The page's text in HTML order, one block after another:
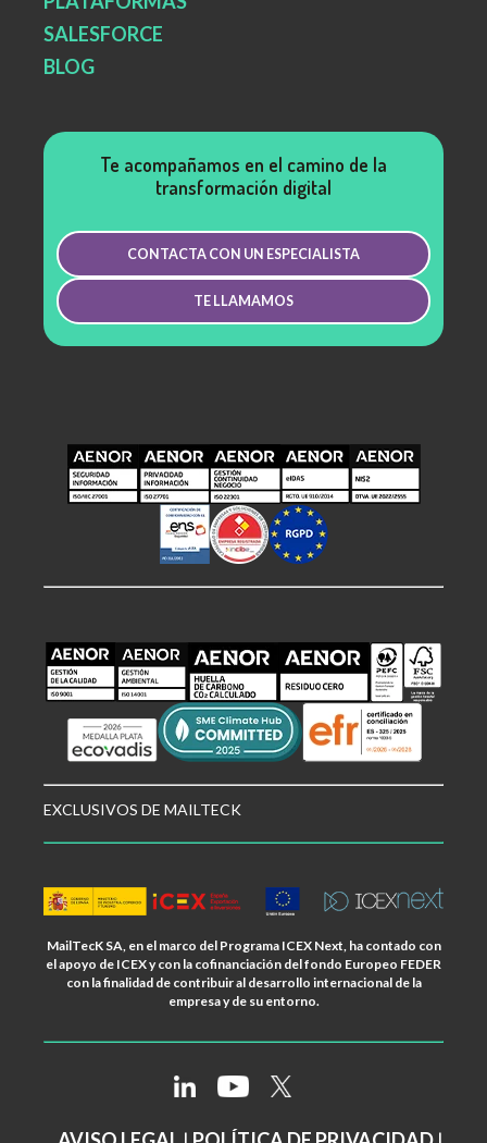
SALESFORCE
BLOG
Te acompañamos en el camino de la
transformación digital
CONTACTA CON UN ESPECIALISTA
TE LLAMAMOS
EXCLUSIVOS DE MAILTECK
MailTecK SA, en el marco del Programa ICEX Next, ha contado con
el apoyo de ICEX y con la cofinanciación del fondo Europeo FEDER
con la finalidad de contribuir al desarrollo internacional de la
empresa y de su entorno.